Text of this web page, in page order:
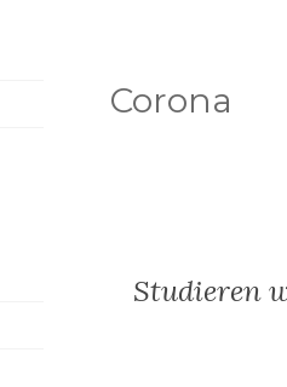
Corona
Studieren